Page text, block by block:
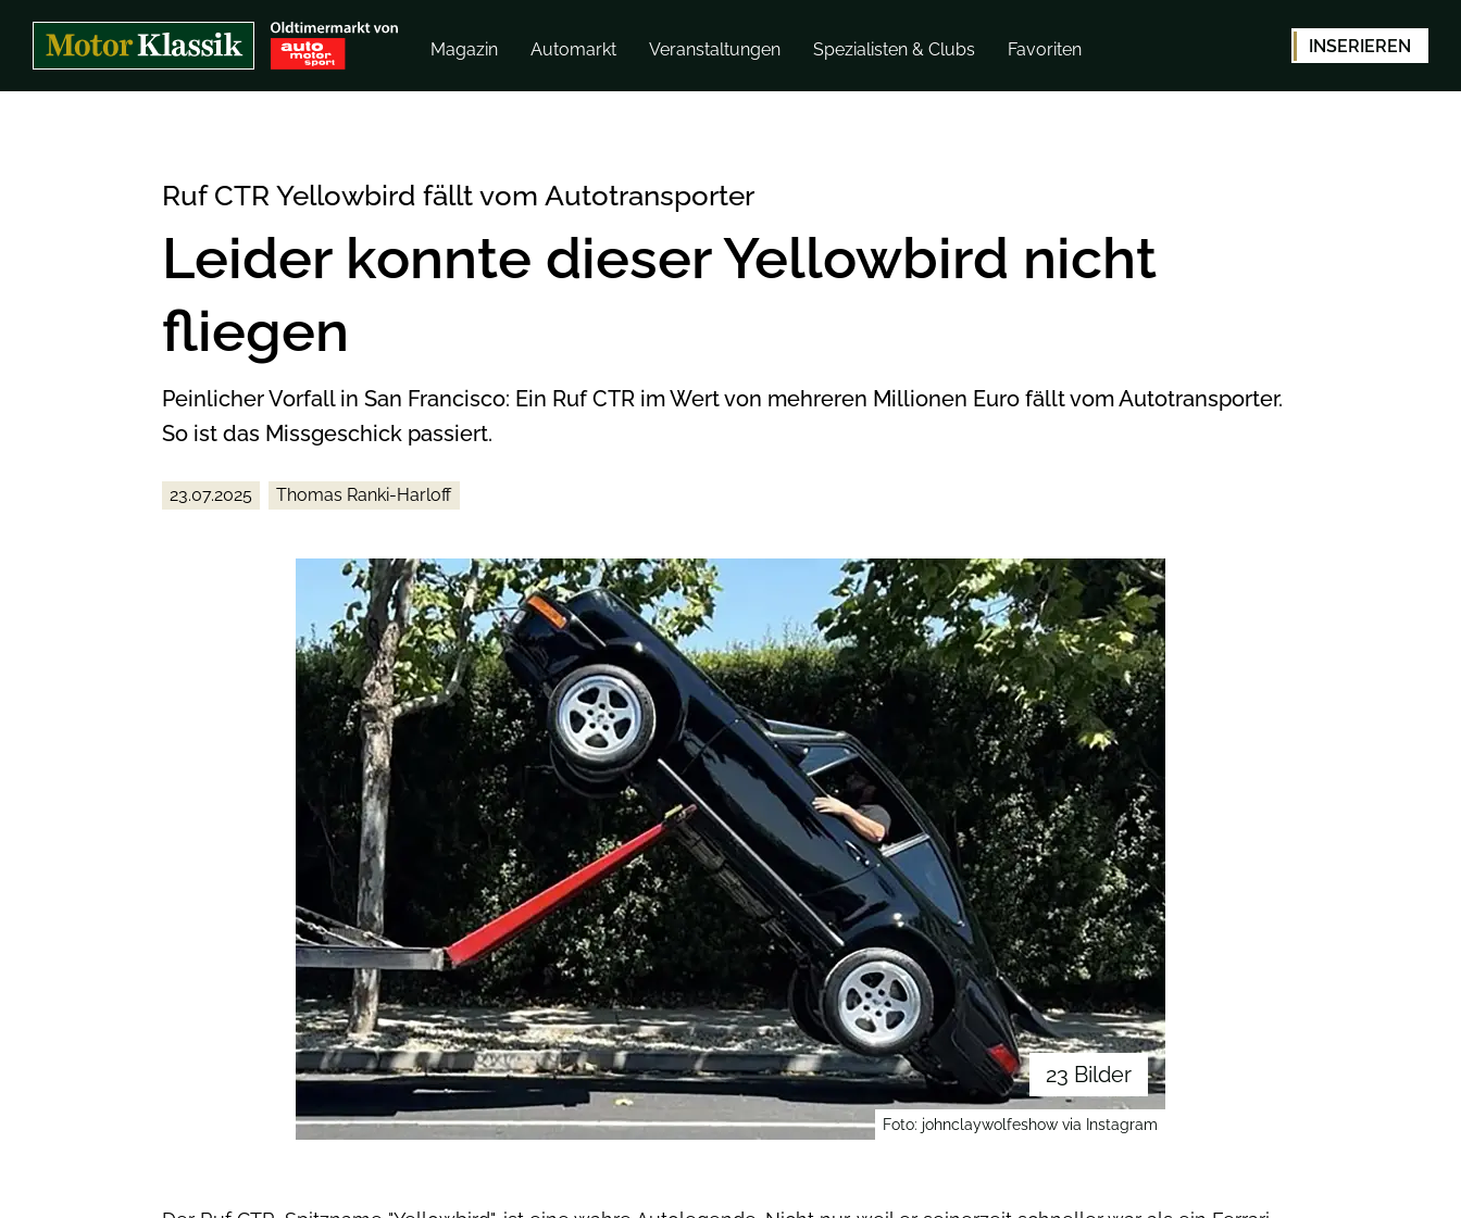
Magazin Automarkt Veranstaltungen Spezialisten & Clubs Favoriten INSERIEREN
Ruf CTR Yellowbird fällt vom Autotransporter
Leider konnte dieser Yellowbird nicht
fliegen
Peinlicher Vorfall in San Francisco: Ein Ruf CTR im Wert von mehreren Millionen Euro fällt vom Autotransporter.
So ist das Missgeschick passiert.
23.07.2025 Thomas Ranki-Harloff
Foto: johnclaywolfeshow via Instagram
23 Bilder